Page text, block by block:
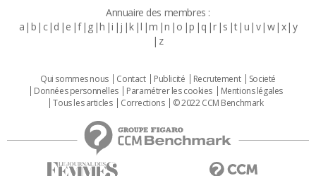
Annuaire des membres :
a b c d e f g h i j k l m n o p q r s t u v w x y
z
Qui sommes nous Contact Publicité Recrutement
Societé
Données personnelles
Paramétrer les cookies
Mentions légales
Tous les articles
Corrections © 2022 CCM Benchmark